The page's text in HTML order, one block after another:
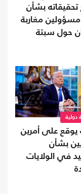
بشأن
مسؤولين مغاربة
حول سبتة
دولية
يوقع على أمرين
بشأن
في الولايات